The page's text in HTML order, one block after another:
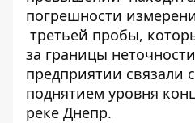
погрешности
третьей пробы,
за границы
предприятии связали
поднятием уровня
реке Днепр.